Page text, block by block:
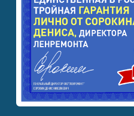
автоотключения
Парогенераторы и
Наименование работ